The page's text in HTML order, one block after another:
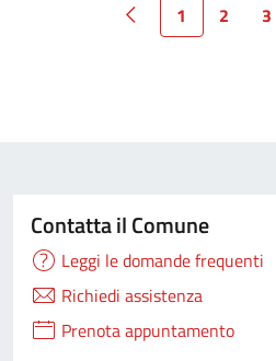
1 2 3
Contatta il Comune
Leggi le domande frequenti
Richiedi assistenza
Prenota appuntamento